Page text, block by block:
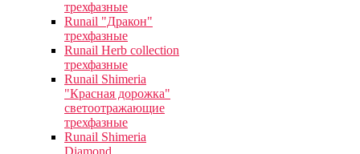
трехфазные
Runail "Дракон"
трехфазные
Runail Herb collection
трехфазные
Runail Shimeria
"Красная дорожка"
светоотражающие
трехфазные
Runail Shimeria